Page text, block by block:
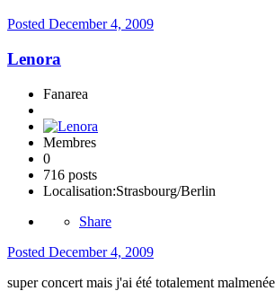
Posted December 4, 2009
Lenora
Fanarea
Membres
0
716 posts
Localisation:Strasbourg/Berlin
Share
Posted December 4, 2009
super concert mais j'ai été totalement